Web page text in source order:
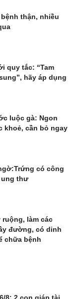
thận, nhiều
quy tắc: “Tam
hãy áp dụng
luộc gà: Ngon
khoẻ, cần bỏ ngay
có công
thư
ruộng, làm các
đường, có dinh
chữa bệnh